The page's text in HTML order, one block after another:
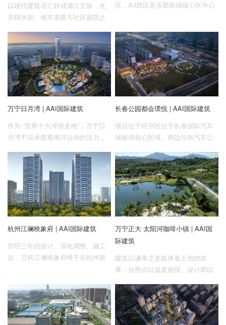
以现代建筑语汇转译浦江文脉，在
开阔水面、城市道路与社区庭院之
居所。
区，A3西区是东部新城核心区中心
万宁日月湾 | AAI国际建筑
作为 “世界十大冲浪圣地”，万宁日
月湾不仅承载着海洋运动的活力，
长春公园都会璞悦 | AAI国际建筑
项目位于经开区位于长春国际汽车
城板块核心区域，周边分布汽车公
城市节点。
杭州江斓映象府 | AAI国际建筑
历经三年的设计、深化调整、施工
后，万科江澜映象府终于在杭州新
个映象系产品的落地交付项目。
万宁正大·太阳河咖啡小镇 | AAI国
际建筑
建筑以谦卑之姿叙述着土地的故
事，自然亦以温柔相报。设计师以
地生态的侵扰，让建筑的形态仿佛
从地形中自然萌发：不仅在空间上
与周遭环境亲密对话，视觉上更如